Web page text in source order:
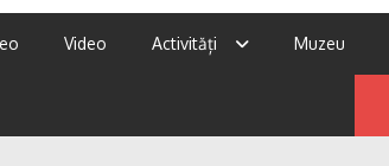
Video Activități Muzeu